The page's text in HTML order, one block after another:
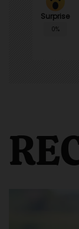
Surprise
0%